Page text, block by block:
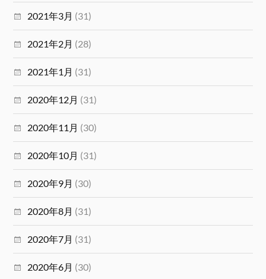
2021年3月 (31)
2021年2月 (28)
2021年1月 (31)
2020年12月 (31)
2020年11月 (30)
2020年10月 (31)
2020年9月 (30)
2020年8月 (31)
2020年7月 (31)
2020年6月 (30)